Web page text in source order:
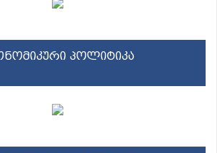
პოლიტიკა